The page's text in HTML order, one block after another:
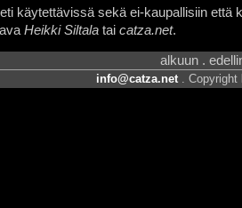
käytettävissä sekä ei-kaupallisiin että
Heikki Siltalatai catza.net.
alkuun .
info@catza.net. Copyright